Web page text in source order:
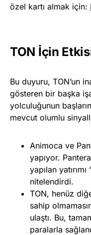
özel kartı almak için:
TON İçin
Bu duyuru, TON’un
gösteren bir başka
yolculuğunun
mevcut olumlu
Animoca ve
yapıyor.
yapılan
nitelendirdi.
TON, henüz
sahip
ulaştı. Bu,
paralarla